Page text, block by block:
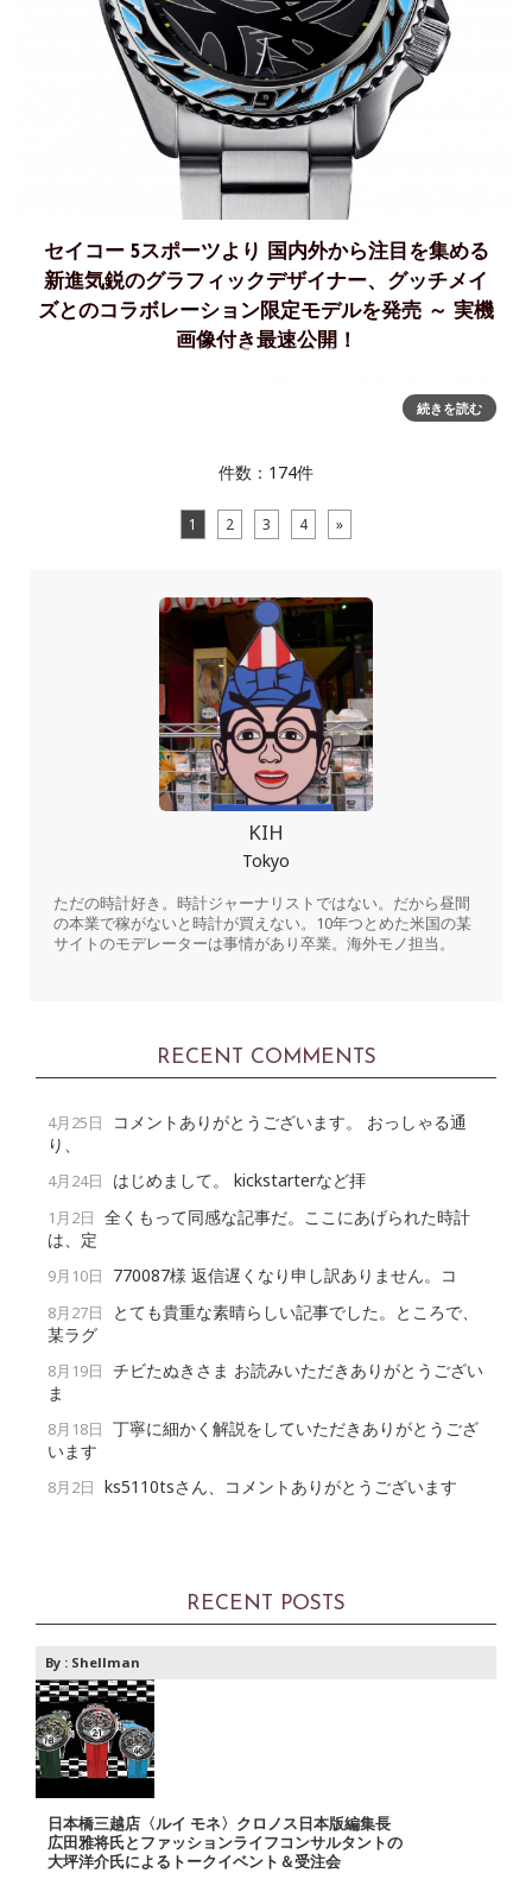
セイコー 5スポーツより 国内外から注目を集める
新進気鋭のグラフィックデザイナー、グッチメイ
ズとのコラボレーション限定モデルを発売 ～ 実機
画像付き最速公開！
気鋭のグラフィックデザイナー、グッチメイズとのコラボレ
日本製のメカニカルムーブメントを搭載したカジュアルウオ
続きを読む
件数：174件
1 2 3 4 »
KIH
Tokyo
ただの時計好き。時計ジャーナリストではない。だから昼間
の本業で稼がないと時計が買えない。10年つとめた米国の某
サイトのモデレーターは事情があり卒業。海外モノ担当。
RECENT COMMENTS
4月25日
コメントありがとうございます。 おっしゃる通
り、
4月24日 はじめまして。 kickstarterなど拝
1月2日 全くもって同感な記事だ。ここにあげられた時計
は、定
9月10日 770087様 返信遅くなり申し訳ありません。コ
8月27日
とても貴重な素晴らしい記事でした。ところで、
某ラグ
8月19日 チビたぬきさま お読みいただきありがとうござい
ま
8月18日 丁寧に細かく解説をしていただきありがとうござ
います
8月2日 ks5110tsさん、コメントありがとうございます
RECENT POSTS
By : Shellman
日本橋三越店〈ルイ モネ〉クロノス日本版編集長
広田雅将氏とファッションライフコンサルタントの
大坪洋介氏によるトークイベント＆受注会